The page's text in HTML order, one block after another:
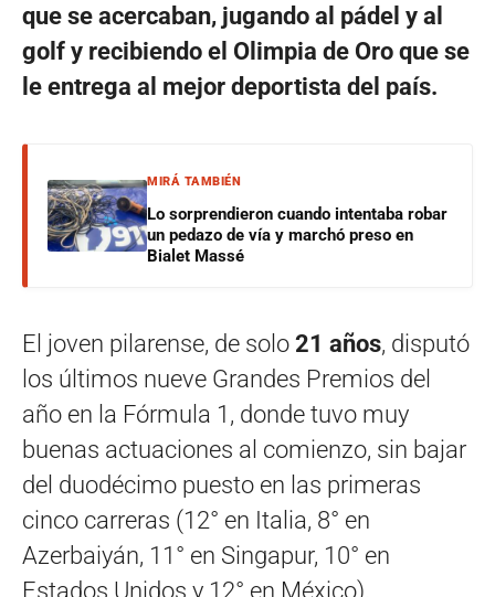
que se acercaban, jugando al pádel y al
golf y recibiendo el Olimpia de Oro que se
le entrega al mejor deportista del país.
MIRÁ TAMBIÉN
Lo sorprendieron cuando intentaba robar
un pedazo de vía y marchó preso en
Bialet Massé
El joven pilarense, de solo 21 años, disputó
los últimos nueve Grandes Premios del
año en la Fórmula 1, donde tuvo muy
buenas actuaciones al comienzo, sin bajar
del duodécimo puesto en las primeras
cinco carreras (12° en Italia, 8° en
Azerbaiyán, 11° en Singapur, 10° en
Estados Unidos y 12° en México).